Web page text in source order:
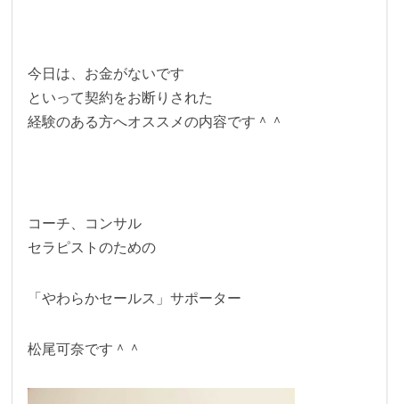
今日は、お金がないです
といって契約をお断りされた
経験のある方へオススメの内容です＾＾
コーチ、コンサル
セラピストのための
「やわらかセールス」サポーター
松尾可奈です＾＾